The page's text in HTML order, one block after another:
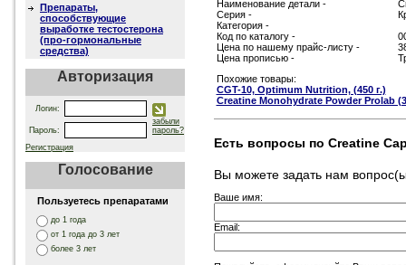
Препараты,
способствующие
выработке тестостерона
(про-гормональные
средства)
Авторизация
Логин:
Пароль:
забыли
пароль?
Регистрация
Голосование
Пользуетесь препаратами
до 1 года
от 1 года до 3 лет
более 3 лет
Наименование детали -
Серия -
Категория -
Код по каталогу -
Цена по нашему прайс-листу -
Цена прописью -
Похожие товары:
CGT-10, Optimum Nutrition, (450 г.)
Creatine Monohydrate Powder Prolab
Есть вопросы по Creatine
Вы можете задать нам
Ваше имя:
Email: